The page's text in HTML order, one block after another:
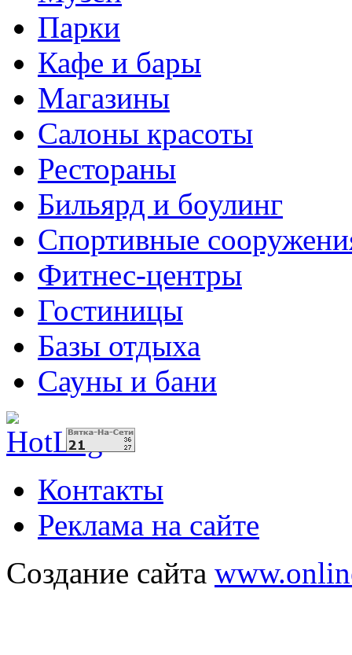
Парки
Кафе и бары
Магазины
Салоны красоты
Рестораны
Бильярд и боулинг
Спортивные
Фитнес-центры
Гостиницы
Базы отдыха
Сауны и бани
Контакты
Реклама на сайте
Создание сайта